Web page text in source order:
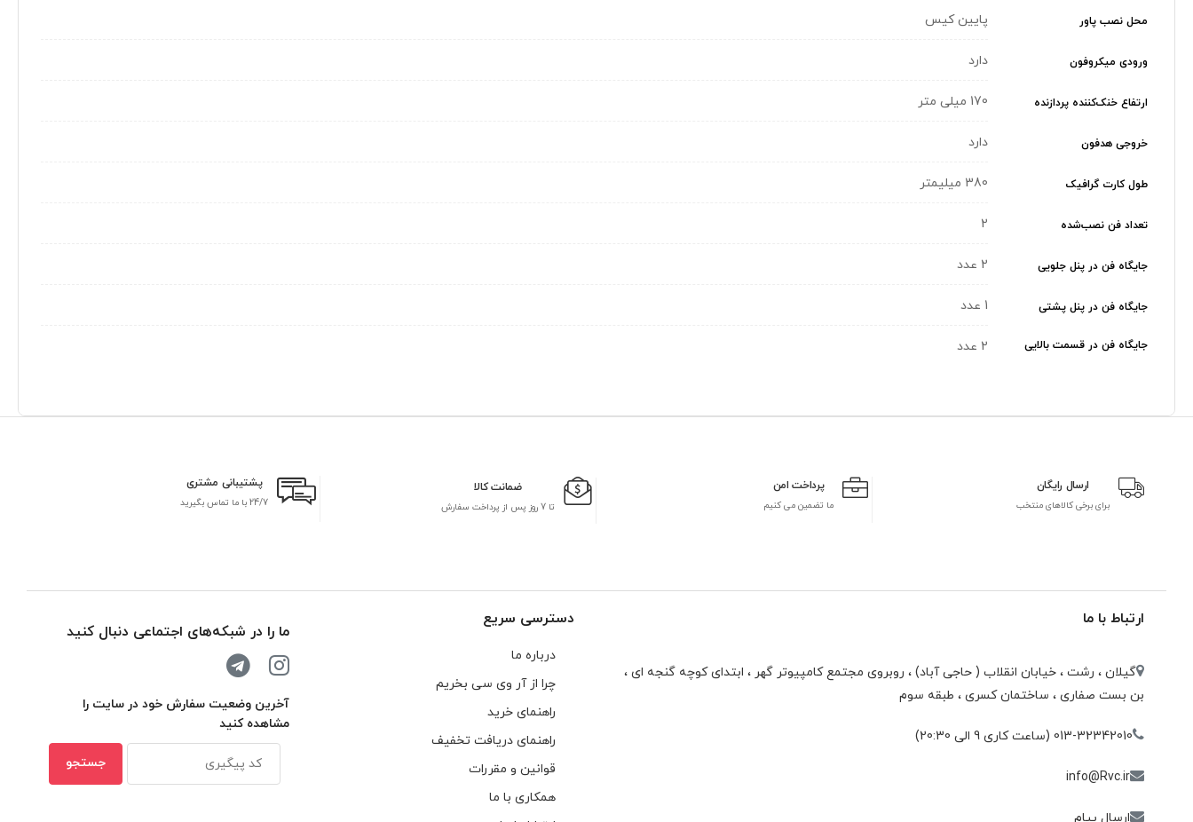
محل نصب پاور پایین کیس
ورودی میکروفون دارد
ارتفاع خنک‌کننده پردازنده 170 میلی متر
خروجی هدفون دارد
طول کارت گرافیک 380 میلیمتر
تعداد فن نصب‌شده 2
جایگاه فن در پنل جلویی 2 عدد
جایگاه فن در پنل پشتی 1 عدد
جایگاه فن در قسمت بالایی 2 عدد
ارسال رایگان
برای برخی کالاهای منتخب
پرداخت امن
ما تضمین می کنیم
ضمانت کالا
تا 7 روز پس از پرداخت سفارش
پشتیبانی مشتری
24/7 با ما تماس بگیرید
ارتباط با ما
گیلان ، رشت ، خيابان انقلاب ( حاجی آباد) ، روبروی مجتمع كامپيوتر گهر ، ابتدای كوچه گنجه ای ،
بن بست صفاری ، ساختمان كسری ، طبقه سوم
013-32342010 (ساعت کاری 9 الی 20:30)
info@Rvc.ir
ارسال پیام
دسترسی سریع
درباره ما
چرا از آر وی سی بخریم
راهنمای خرید
راهنمای دریافت تخفیف
قوانین و مقررات
همکاری با ما
ما را در شبکه‌های اجتماعی دنبال کنید
آخرین وضعیت سفارش خود در سایت را
مشاهده کنید